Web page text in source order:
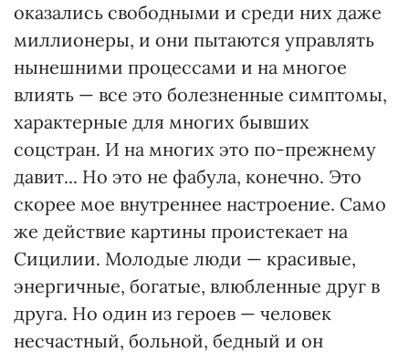
оказались свободными и среди них даже
миллионеры, и они пытаются управлять
нынешними процессами и на многое
влиять — все это болезненные симптомы,
характерные для многих бывших
соцстран. И на многих это по-прежнему
давит... Но это не фабула, конечно. Это
скорее мое внутреннее настроение. Само
же действие картины проистекает на
Сицилии. Молодые люди — красивые,
энергичные, богатые, влюбленные друг в
друга. Но один из героев — человек
несчастный, больной, бедный и он